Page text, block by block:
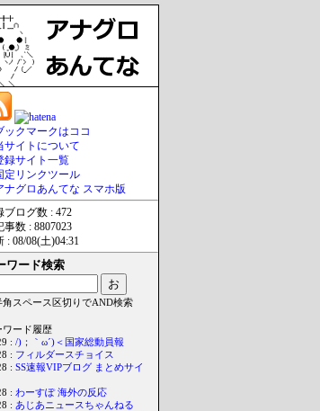
ックマークはココ
サイトについて
録サイト一覧
定リンクツール
ナグロあんてな スマホ版
ブログ数 : 472
事数 : 8807023
: 08/08(土)04:31
ワード検索
スペース区切りでAND検索
ワード履歴
: /)；｀ω´)＜国家総動員報
: フィルダースチョイス
: SS速報VIPブログ まとめサイ
: わーすぽ 海外の反応
: あじあニュースちゃんねる